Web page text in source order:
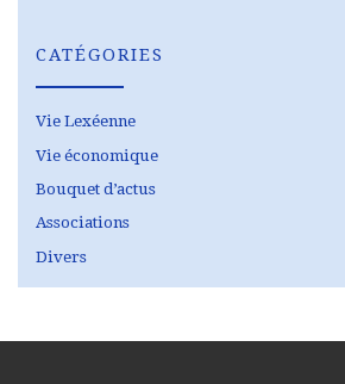
CATÉGORIES
Vie Lexéenne
Vie économique
Bouquet d’actus
Associations
Divers